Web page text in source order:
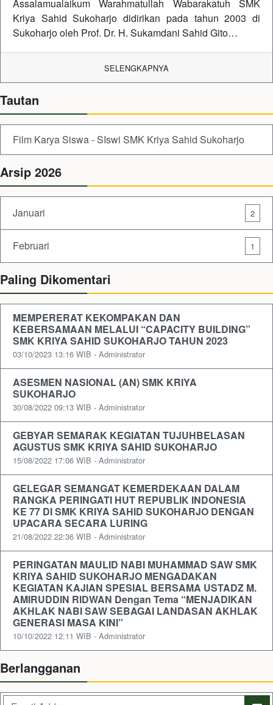
Assalamualaikum Warahmatullah Wabarakatuh SMK
Kriya Sahid Sukoharjo didirikan pada tahun 2003 di
Sukoharjo oleh Prof. Dr. H. Sukamdani Sahid Gito…
SELENGKAPNYA
Tautan
Film Karya Siswa - SIswi SMK Kriya Sahid Sukoharjo
Arsip 2026
Januari 2
Februari 1
Paling Dikomentari
MEMPERERAT KEKOMPAKAN DAN
KEBERSAMAAN MELALUI “CAPACITY BUILDING”
SMK KRIYA SAHID SUKOHARJO TAHUN 2023
03/10/2023 13:16 WIB - Administrator
ASESMEN NASIONAL (AN) SMK KRIYA
SUKOHARJO
30/08/2022 09:13 WIB - Administrator
GEBYAR SEMARAK KEGIATAN TUJUHBELASAN
AGUSTUS SMK KRIYA SAHID SUKOHARJO
15/08/2022 17:06 WIB - Administrator
GELEGAR SEMANGAT KEMERDEKAAN DALAM
RANGKA PERINGATI HUT REPUBLIK INDONESIA
KE 77 DI SMK KRIYA SAHID SUKOHARJO DENGAN
UPACARA SECARA LURING
21/08/2022 22:36 WIB - Administrator
PERINGATAN MAULID NABI MUHAMMAD SAW SMK
KRIYA SAHID SUKOHARJO MENGADAKAN
KEGIATAN KAJIAN SPESIAL BERSAMA USTADZ M.
AMIRUDDIN RIDWAN Dengan Tema “MENJADIKAN
AKHLAK NABI SAW SEBAGAI LANDASAN AKHLAK
GENERASI MASA KINI”
10/10/2022 12:11 WIB - Administrator
Berlangganan